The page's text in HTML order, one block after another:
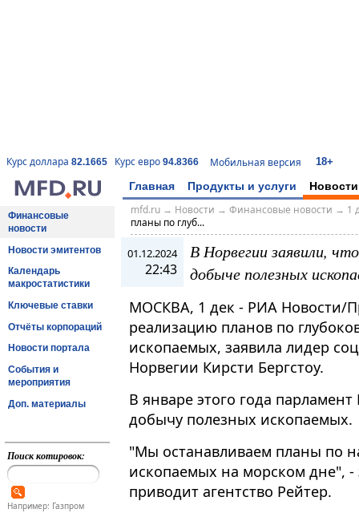
Курс доллара 82.1665 Курс евро 94.8366 Мобильная версия 18+
Главная Продукты и услуги Новости
Финансовые
новости
Новости эмитентов
Календарь
макростатистики
Ключевые ставки
Отчёты корпораций
Новости портала
События и
мероприятия
Доп. материалы
Поиск котировок:
Например: Газпром
mfd.ru→ Новости → Финансовые новости → 1
планы по глуб...
01.12.2024
22:43
В Норвегии заявили,
добыче полезных
МОСКВА, 1 дек - РИА Новости/
реализацию планов по
ископаемых, заявила лидер
Норвегии Кирсти Бергстоу.
В январе этого года
добычу полезных ископаемых​​​.
"Мы останавливаем планы по
ископаемых на морском дне", -
приводит агентство Рейтер.